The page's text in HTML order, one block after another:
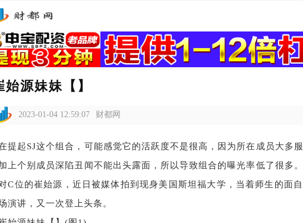
始源妹妹【】
2023-01-04 12:59:07 财都网
提起SJ这个组合，可能感觉它的活跃度不是很高，因为所在成员大多
上个别成员深陷丑闻不能出头露面，所以导致组合的曝光率低了很多
C位的崔始源，近日被媒体拍到现身美国斯坦福大学，当着师生的面
演讲，又一次登上头条。